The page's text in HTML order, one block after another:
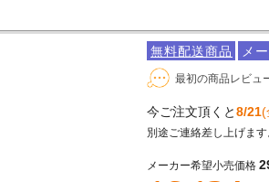
無料配送商品 メ
最初の商品レビュ
今ご注文頂くと8/21(
別途ご連絡差し上げま
メーカー希望小売価格